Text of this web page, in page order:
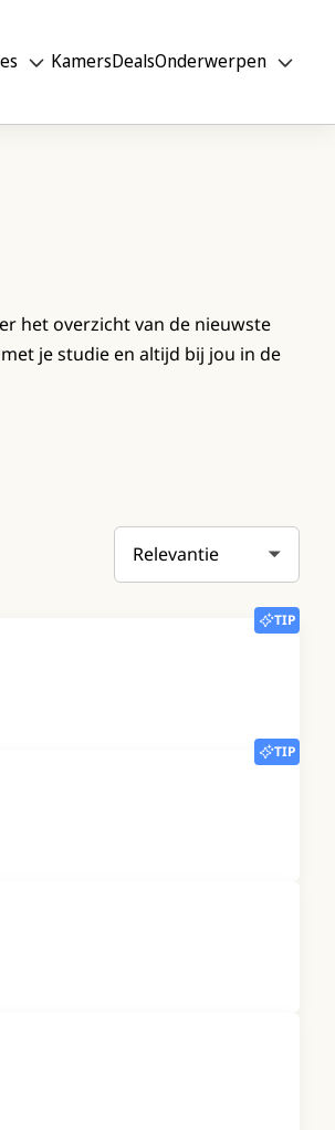
KamersDealsOnderwerpen
het overzicht van de nieuwste
je studie en altijd bij jou in de
Sortering
TIP
TIP